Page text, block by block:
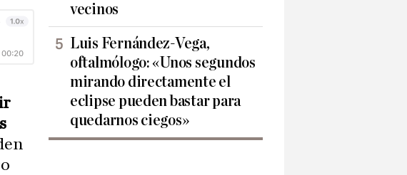
vecinos
Luis Fernández-Vega,
oftalmólogo: «Unos segundos
mirando directamente el
eclipse pueden bastar para
quedarnos ciegos»